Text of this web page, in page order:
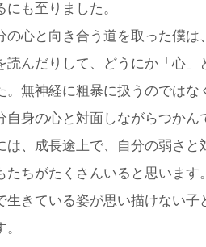
も至りました。
の心と向き合う道を取った僕は
読んだりして、どうにか「心」
。無神経に粗暴に扱うのではな
自身の心と対面しながらつかん
は、成長途上で、自分の弱さと
たちがたくさんいると思います
生きている姿が思い描けない子